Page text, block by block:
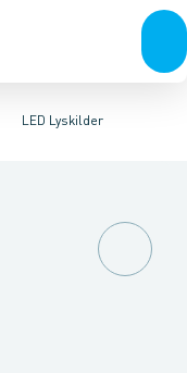
Tilbehør til
LED Lyskilder